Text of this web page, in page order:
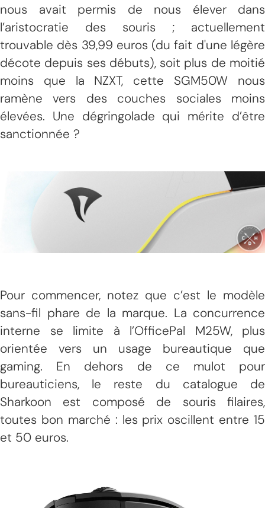
nous avait permis de nous élever dans
l’aristocratie des souris ; actuellement
trouvable dès 39,99 euros (du fait d'une légère
décote depuis ses débuts), soit plus de moitié
moins que la NZXT, cette SGM50W nous
ramène vers des couches sociales moins
élevées. Une dégringolade qui mérite d’être
sanctionnée ?
Pour commencer, notez que c’est le modèle
sans-fil phare de la marque. La concurrence
interne se limite à l’OfficePal M25W, plus
orientée vers un usage bureautique que
gaming. En dehors de ce mulot pour
bureauticiens, le reste du catalogue de
Sharkoon est composé de souris filaires,
toutes bon marché : les prix oscillent entre 15
et 50 euros.